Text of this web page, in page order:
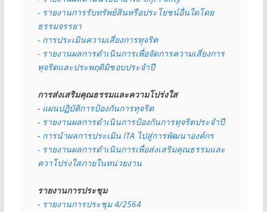
- รายงานการรับทรัพย์สินหรือประโยชน์อื่นใดโดย
ธรรมจรรยา
- การประเมินความเสี่ยงการทุจริต
- รายงานผลการดำเนินการเพื่อจัดการความเสี่ยงการ
ทุจริตและประพฤติมิชอบประจำปี
การส่งเสริมคุณธรรมและความโปร่งใส
- แผนปฏิบัติการป้องกันการทุจริต
- รายงานผลการดำเนินการป้องกันการทุจริตประจำปี
- การนำผลการประเมิน ITA ไปสู่การพัฒนาองค์กร
- รายงานผลการดำเนินการเพื่อส่งเสริมคุณธรรมและ
ควาโปร่งใสภายในหน่วยงาน
รายงานการประชุม
- รายงานการประชุม 4/2564